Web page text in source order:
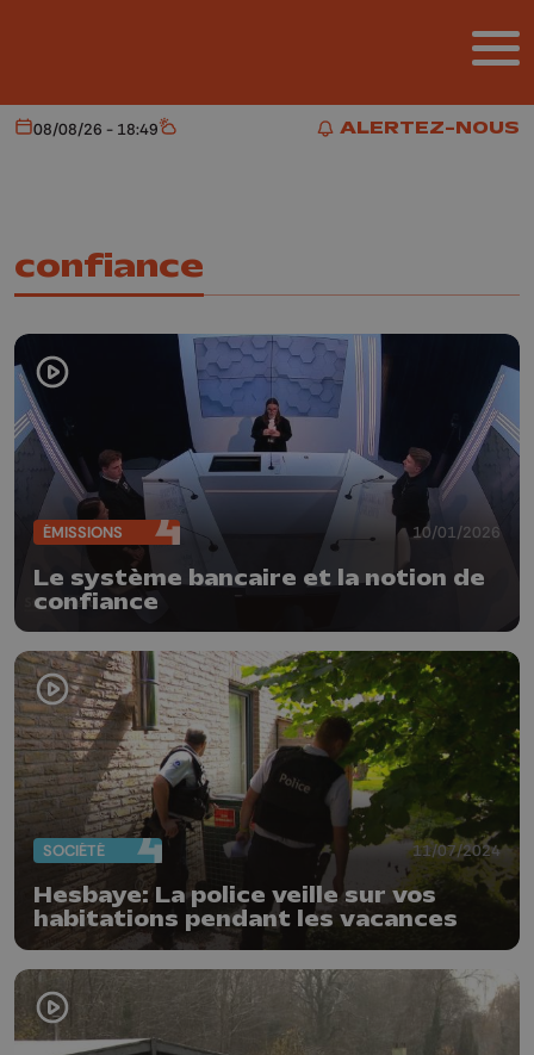
ALERTEZ-NOUS
ALERTEZ-NOUS
Aujourd'hui
08/08/26 - 18:49 Météo
confiance
ÉMISSIONS 10/01/2026
Le système bancaire et la notion de
confiance
SOCIÉTÉ 11/07/2024
Hesbaye: La police veille sur vos
habitations pendant les vacances